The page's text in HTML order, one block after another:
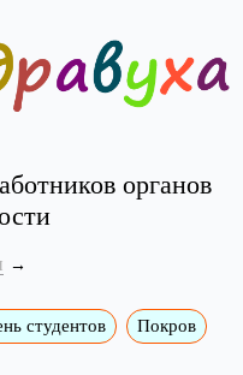
органов
студентов Покров